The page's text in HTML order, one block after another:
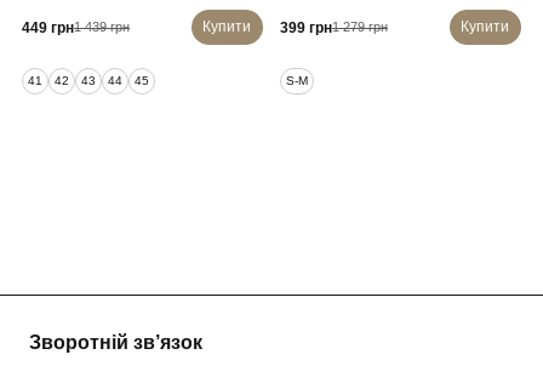
449 грн1 439 грн Купити
41 42 43 44 45
399 грн1 279 грн Купити
S-M
Зворотній зв’язок